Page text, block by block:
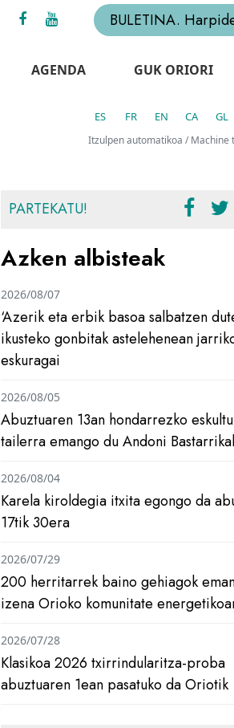
BULETINA.
AGENDA GUK ORIORI
ES FR EN CA GL
Itzulpen automatikoa / Machine
PARTEKATU!
Azken albisteak
‘Azerik eta erbik basoa salbatzen
ikusteko gonbitak astelehenean
eskuragai
2026/08/07
Abuztuaren 13an hondarrezko
tailerra emango du Andoni
2026/08/05
Karela kiroldegia itxita egongo da
17tik 30era
2026/08/04
200 herritarrek baino gehiagok
izena Orioko komunitate
2026/07/29
Klasikoa 2026 txirrindularitza-proba
abuztuaren 1ean pasatuko da Oriotik
2026/07/28